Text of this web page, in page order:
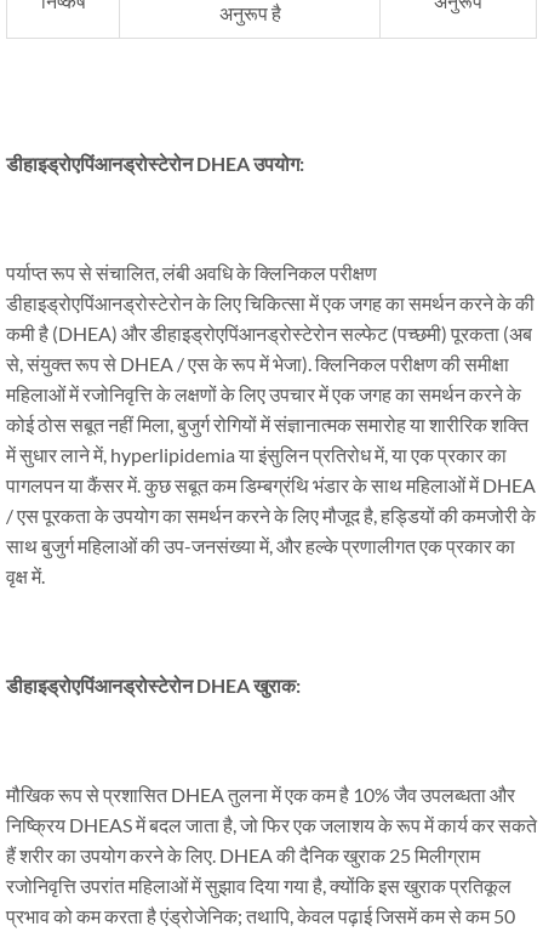
अनुरूप है
डीहाइड्रोएपिंआनड्रोस्टेरोन DHEA उपयोग:
पर्याप्त रूप से संचालित, लंबी अवधि के क्लिनिकल परीक्षण
डीहाइड्रोएपिंआनड्रोस्टेरोन के लिए चिकित्सा में एक जगह का समर्थन करने के की
कमी है (DHEA) और डीहाइड्रोएपिंआनड्रोस्टेरोन सल्फेट (पच्छमी) पूरकता (अब
से, संयुक्त रूप से DHEA / एस के रूप में भेजा). क्लिनिकल परीक्षण की समीक्षा
महिलाओं में रजोनिवृत्ति के लक्षणों के लिए उपचार में एक जगह का समर्थन करने के
कोई ठोस सबूत नहीं मिला, बुजुर्ग रोगियों में संज्ञानात्मक समारोह या शारीरिक शक्ति
में सुधार लाने में, hyperlipidemia या इंसुलिन प्रतिरोध में, या एक प्रकार का
पागलपन या कैंसर में. कुछ सबूत कम डिम्बग्रंथि भंडार के साथ महिलाओं में DHEA
/ एस पूरकता के उपयोग का समर्थन करने के लिए मौजूद है, हड्डियों की कमजोरी के
साथ बुजुर्ग महिलाओं की उप-जनसंख्या में, और हल्के प्रणालीगत एक प्रकार का
वृक्ष में.
डीहाइड्रोएपिंआनड्रोस्टेरोन DHEA खुराक:
मौखिक रूप से प्रशासित DHEA तुलना में एक कम है 10% जैव उपलब्धता और
निष्क्रिय DHEAS में बदल जाता है, जो फिर एक जलाशय के रूप में कार्य कर सकते
हैं शरीर का उपयोग करने के लिए. DHEA की दैनिक खुराक 25 मिलीग्राम
रजोनिवृत्ति उपरांत महिलाओं में सुझाव दिया गया है, क्योंकि इस खुराक प्रतिकूल
प्रभाव को कम करता है एंड्रोजेनिक; तथापि, केवल पढ़ाई जिसमें कम से कम 50